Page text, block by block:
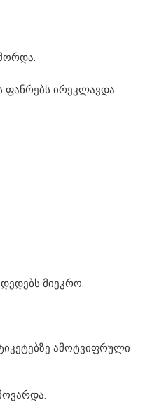
ირეკლავდა.
მიეკრო.
ამოტვიფრული